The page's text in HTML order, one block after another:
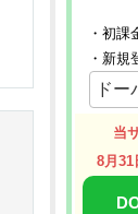
・初課
・新規
ドー
当
8月31